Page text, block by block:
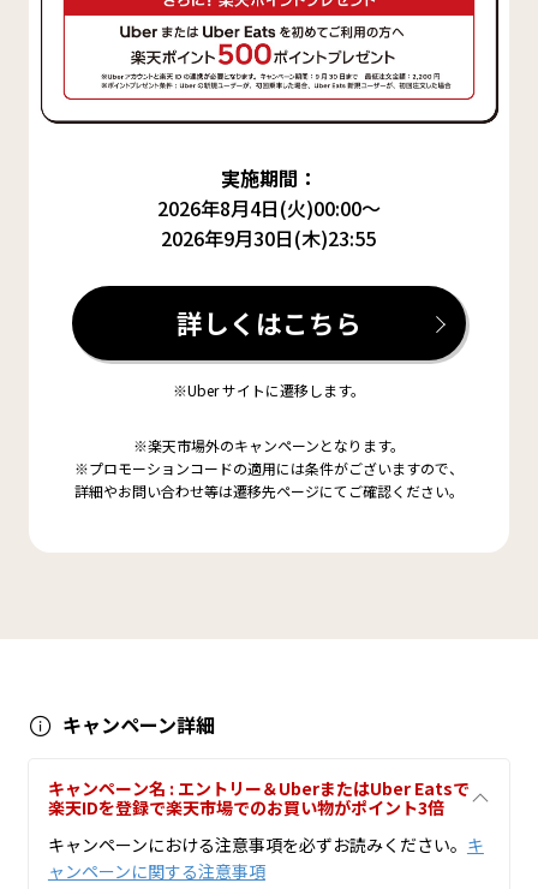
実施期間：
2026年8月4日(火)00:00～
2026年9月30日(木)23:55
詳しくはこちら
※Uber サイトに遷移します。
※楽天市場外のキャンペーンとなります。
※プロモーションコードの適用には条件がございますので、
詳細やお問い合わせ等は遷移先ページにてご確認ください。
キャンペーン詳細
キャンペーン名 : エントリー＆UberまたはUber Eatsで
楽天IDを登録で楽天市場でのお買い物がポイント3倍
キャンペーンにおける注意事項を必ずお読みください。 キ
ャンペーンに関する注意事項